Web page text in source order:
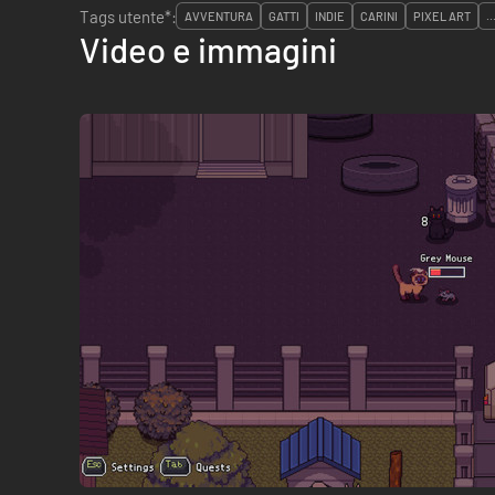
Tags utente*: AVVENTURA GATTI INDIE CARINI PIXEL ART ...
Video e immagini